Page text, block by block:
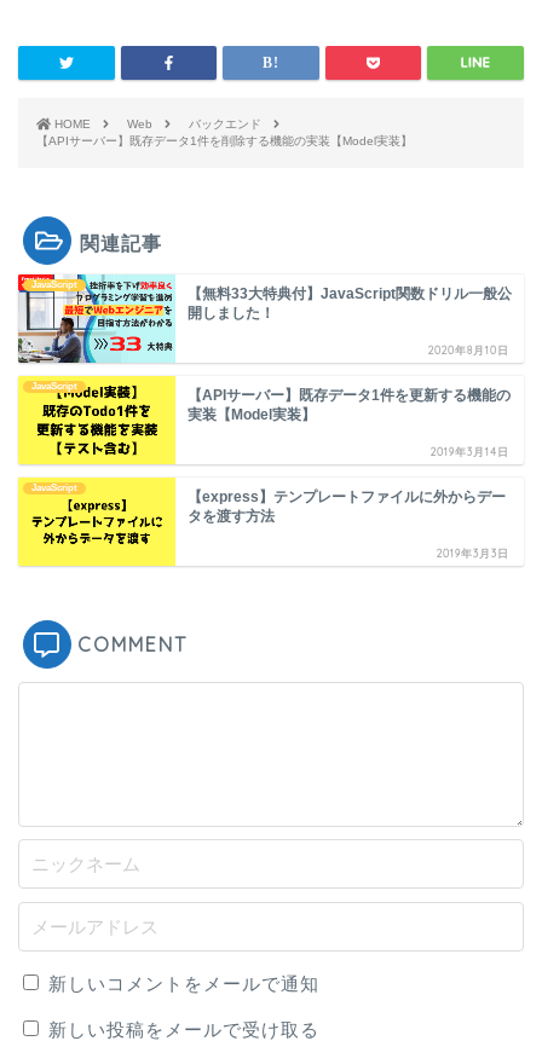
HOME Web
バックエンド
【APIサーバー】既存データ1件を削除する機能の実装【Model実装】
関連記事
JavaScript
【無料33大特典付】JavaScript関数ドリル一般公
開しました！
2020年8月10日
JavaScript
【APIサーバー】既存データ1件を更新する機能の
実装【Model実装】
2019年3月14日
JavaScript
【express】テンプレートファイルに外からデー
タを渡す方法
2019年3月3日
COMMENT
新しいコメントをメールで通知
新しい投稿をメールで受け取る